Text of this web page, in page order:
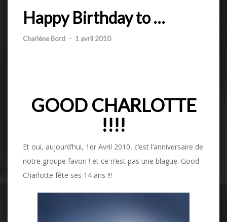
Happy Birthday to …
Charlène Bord - 1 avril 2010
GOOD CHARLOTTE
!!!!
Et oui, aujourd’hui, 1er Avril 2010, c’est l’anniversaire de
notre groupe favori ! et ce n’est pas une blague. Good
Charlotte fête ses 14 ans !!!